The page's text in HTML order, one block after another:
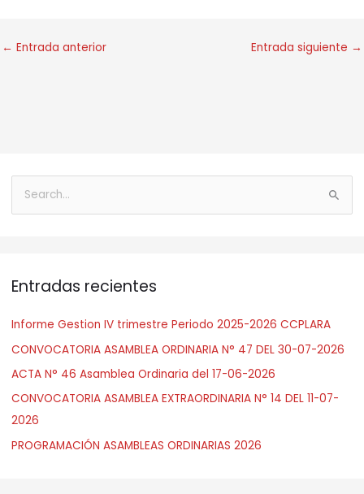
← Entrada anterior Entrada siguiente →
u
a
:
Entradas recientes
Informe Gestion IV trimestre Periodo 2025-2026 CCPLARA
CONVOCATORIA ASAMBLEA ORDINARIA N° 47 DEL 30-07-2026
ACTA N° 46 Asamblea Ordinaria del 17-06-2026
CONVOCATORIA ASAMBLEA EXTRAORDINARIA N° 14 DEL 11-07-
2026
PROGRAMACIÓN ASAMBLEAS ORDINARIAS 2026